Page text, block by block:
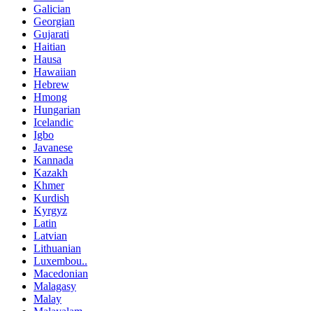
Galician
Georgian
Gujarati
Haitian
Hausa
Hawaiian
Hebrew
Hmong
Hungarian
Icelandic
Igbo
Javanese
Kannada
Kazakh
Khmer
Kurdish
Kyrgyz
Latin
Latvian
Lithuanian
Luxembou..
Macedonian
Malagasy
Malay